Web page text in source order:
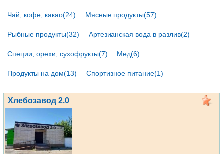
Чай, кофе, какао(24) Мясные продукты(57)
Рыбные продукты(32) Артезианская вода в разлив(2)
Специи, орехи, сухофрукты(7) Мед(6)
Продукты на дом(13) Спортивное питание(1)
Хлебозавод 2.0